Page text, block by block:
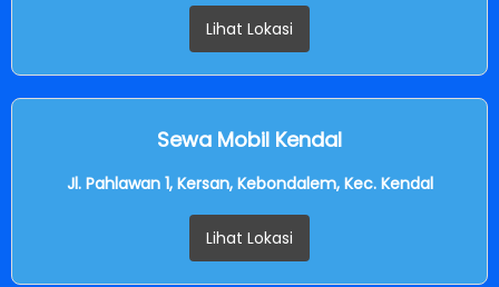
Lihat Lokasi
Sewa Mobil Kendal
Jl. Pahlawan 1, Kersan, Kebondalem, Kec. Kendal
Lihat Lokasi